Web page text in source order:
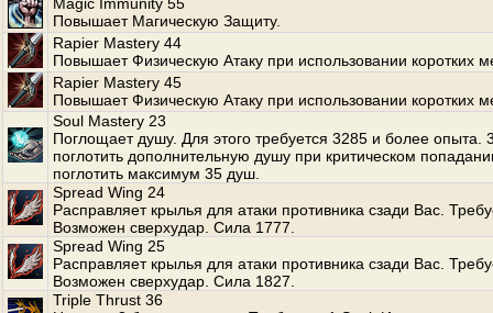
Повышает Магическую Защиту.
Rapier Mastery 44
Повышает Физическую Атаку при использовании коротких
Rapier Mastery 45
Повышает Физическую Атаку при использовании коротких
Soul Mastery 23
Поглощает душу. Для этого требуется 3285 и более опыта.
поглотить дополнительную душу при критическом
поглотить максимум 35 душ.
Spread Wing 24
Расправляет крылья для атаки противника сзади Вас.
Возможен сверхудар. Сила 1777.
Spread Wing 25
Расправляет крылья для атаки противника сзади Вас.
Возможен сверхудар. Сила 1827.
Triple Thrust 36